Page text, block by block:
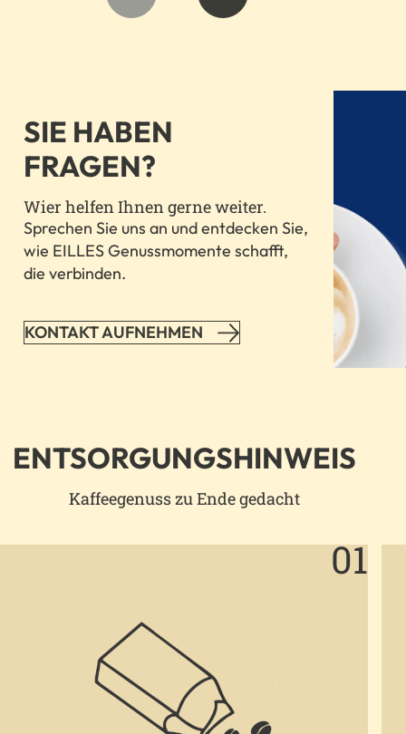
SIE HABEN
FRAGEN?
Wier helfen Ihnen gerne weiter.
Sprechen Sie uns an und entdecken Sie,
wie EILLES Genussmomente schafft,
die verbinden.
KONTAKT AUFNEHMEN
ENTSORGUNGSHINWEIS
Kaffeegenuss zu Ende gedacht
01